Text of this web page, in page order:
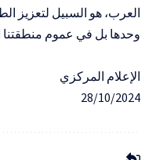
العرب، هو السبيل لتعزيز
وحدها بل في عموم منطقتنا
الإعلام المركزي
28/10/2024